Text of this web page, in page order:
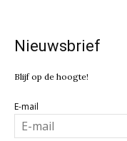
Nieuwsbrief
Blijf op de hoogte!
E-mail